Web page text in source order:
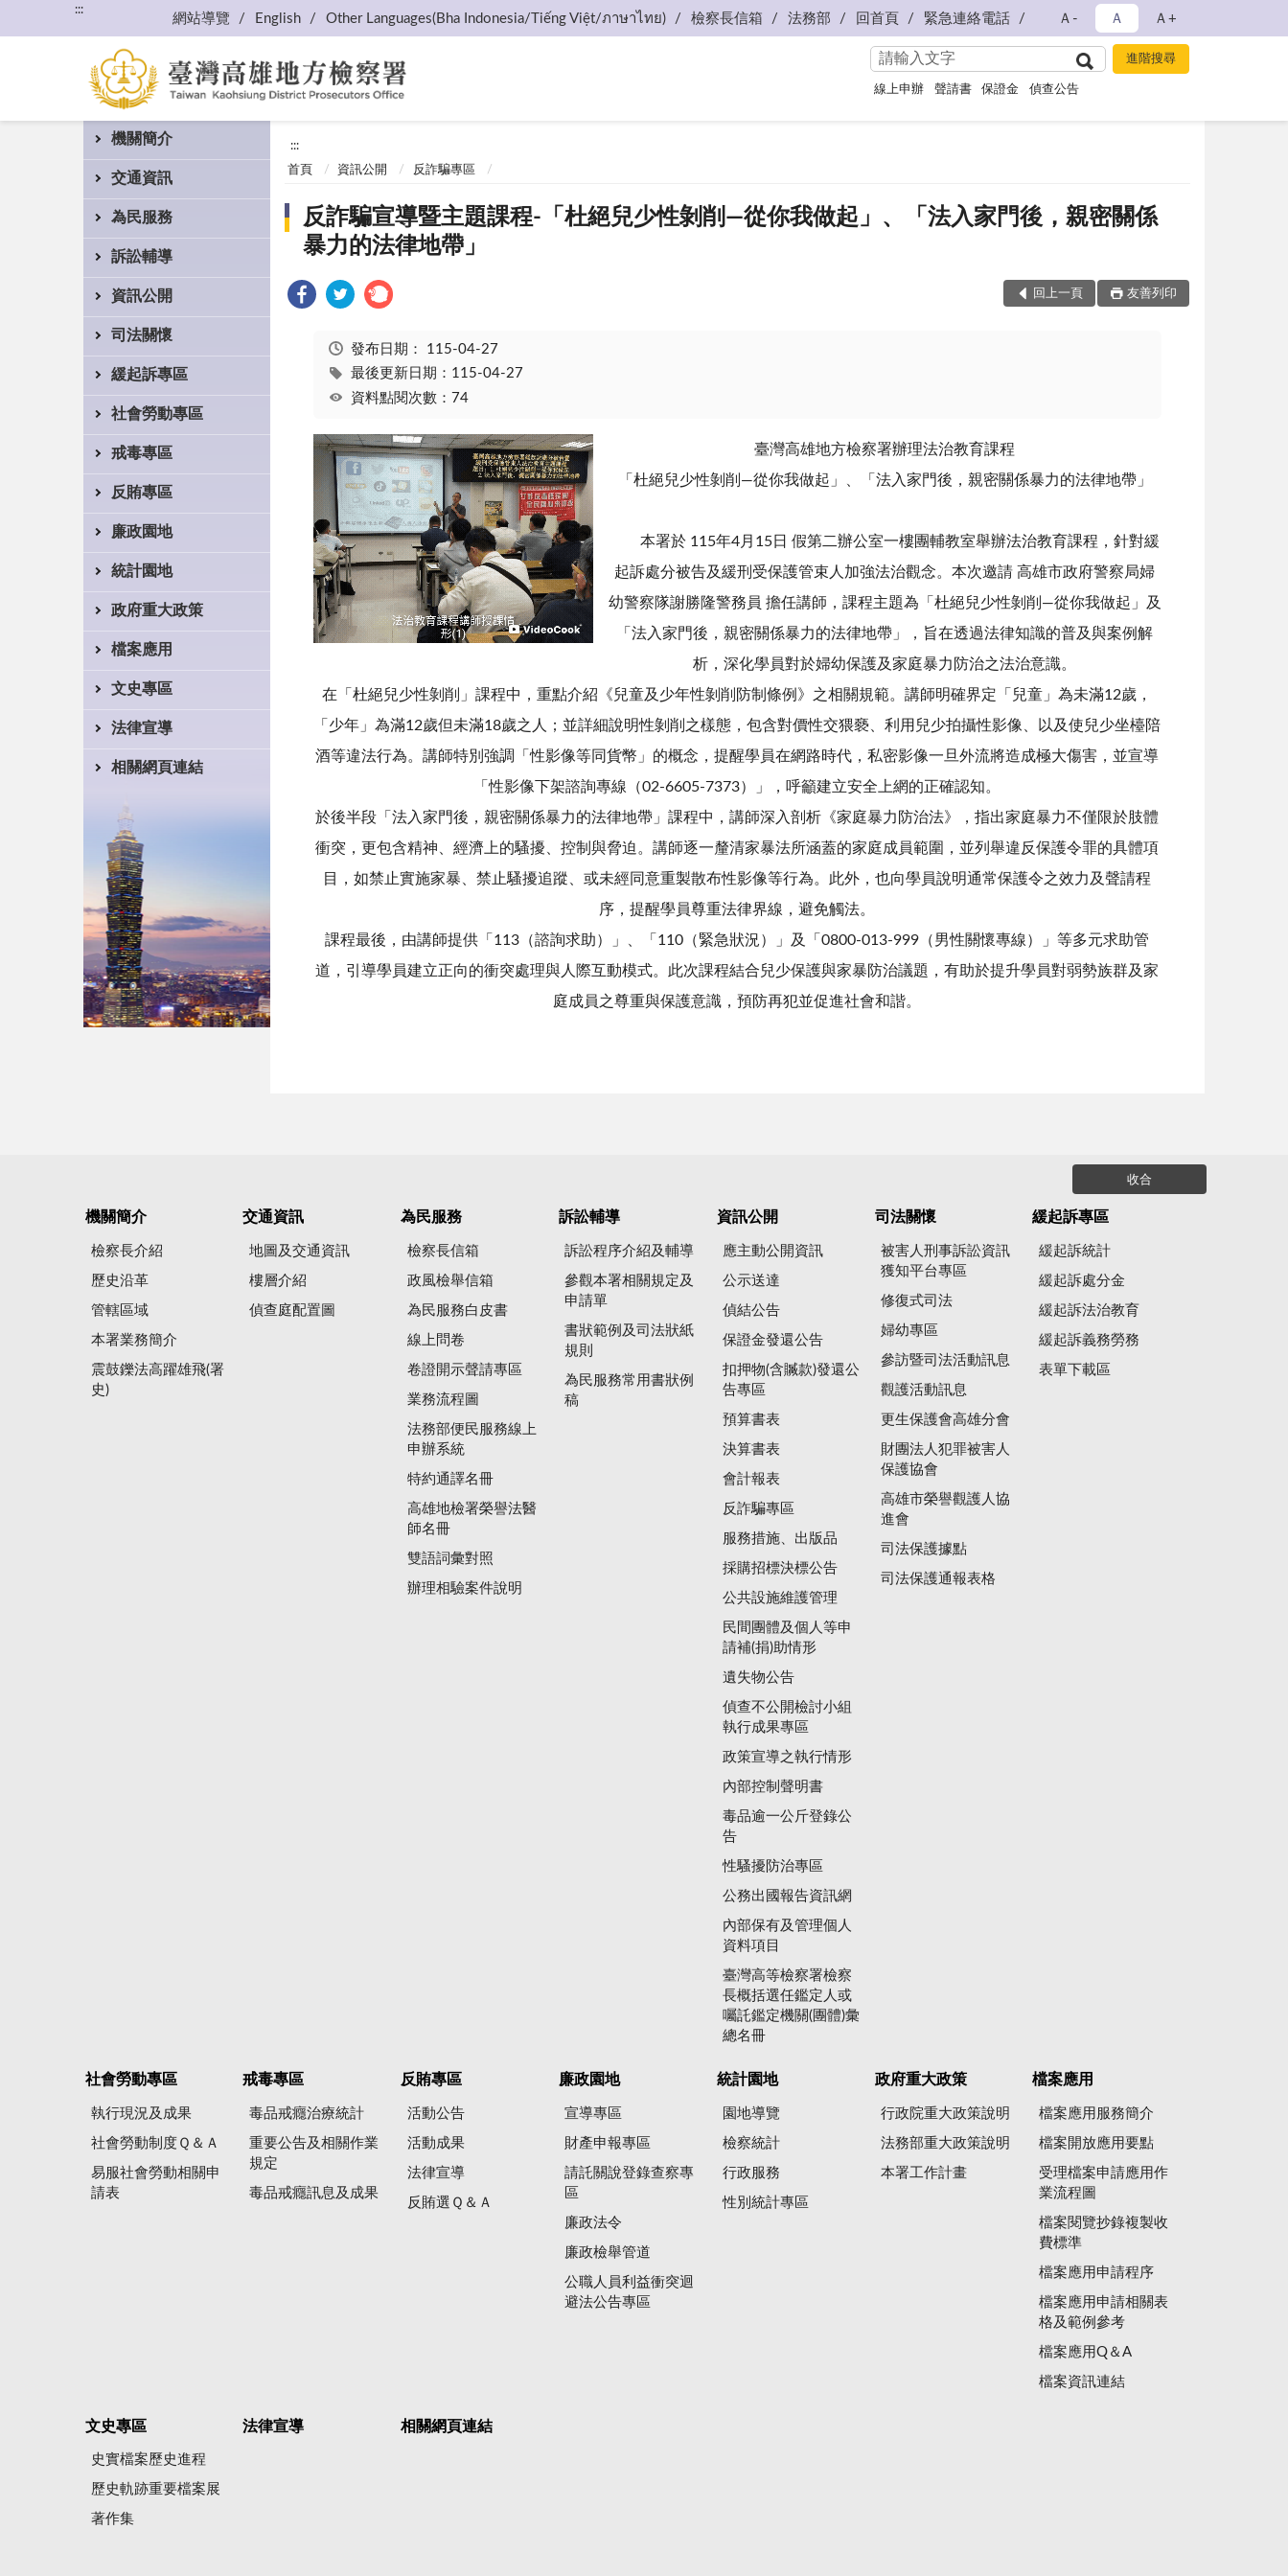
:::
網站導覽 English Other Languages(Bha Indonesia/Tiếng Việt/ภาษาไทย) 檢察長信箱 法務部 回首頁 緊急連絡電話 Ａ- Ａ Ａ+
線上申辦 聲請書 保證金 偵查公告
機關簡介
交通資訊
為民服務
訴訟輔導
資訊公開
司法關懷
緩起訴專區
社會勞動專區
戒毒專區
反賄專區
廉政園地
統計園地
政府重大政策
檔案應用
文史專區
法律宣導
相關網頁連結
:::
首頁 資訊公開 反詐騙專區
反詐騙宣導暨主題課程-「杜絕兒少性剝削—從你我做起」、「法入家門後，親密關係
暴力的法律地帶」
回上一頁 友善列印
發布日期： 115-04-27
最後更新日期：115-04-27
資料點閱次數：74
臺灣高雄地方檢察署辦理法治教育課程
「杜絕兒少性剝削—從你我做起」、「法入家門後，親密關係暴力的法律地帶」
本署於 115年4月15日 假第二辦公室一樓團輔教室舉辦法治教育課程，針對緩
起訴處分被告及緩刑受保護管束人加強法治觀念。本次邀請 高雄市政府警察局婦
幼警察隊謝勝隆警務員 擔任講師，課程主題為「杜絕兒少性剝削—從你我做起」及
「法入家門後，親密關係暴力的法律地帶」，旨在透過法律知識的普及與案例解
析，深化學員對於婦幼保護及家庭暴力防治之法治意識。
在「杜絕兒少性剝削」課程中，重點介紹《兒童及少年性剝削防制條例》之相關規範。講師明確界定「兒童」為未滿12歲，
「少年」為滿12歲但未滿18歲之人；並詳細說明性剝削之樣態，包含對價性交猥褻、利用兒少拍攝性影像、以及使兒少坐檯陪
酒等違法行為。講師特別強調「性影像等同貨幣」的概念，提醒學員在網路時代，私密影像一旦外流將造成極大傷害，並宣導
「性影像下架諮詢專線（02-6605-7373）」，呼籲建立安全上網的正確認知。
於後半段「法入家門後，親密關係暴力的法律地帶」課程中，講師深入剖析《家庭暴力防治法》，指出家庭暴力不僅限於肢體
衝突，更包含精神、經濟上的騷擾、控制與脅迫。講師逐一釐清家暴法所涵蓋的家庭成員範圍，並列舉違反保護令罪的具體項
目，如禁止實施家暴、禁止騷擾追蹤、或未經同意重製散布性影像等行為。此外，也向學員說明通常保護令之效力及聲請程
序，提醒學員尊重法律界線，避免觸法。
課程最後，由講師提供「113（諮詢求助）」、「110（緊急狀況）」及「0800-013-999（男性關懷專線）」等多元求助管
道，引導學員建立正向的衝突處理與人際互動模式。此次課程結合兒少保護與家暴防治議題，有助於提升學員對弱勢族群及家
庭成員之尊重與保護意識，預防再犯並促進社會和諧。
收合
機關簡介
檢察長介紹
歷史沿革
管轄區域
本署業務簡介
震鼓鑠法高躍雄飛(署
史)
交通資訊
地圖及交通資訊
樓層介紹
偵查庭配置圖
為民服務
檢察長信箱
政風檢舉信箱
為民服務白皮書
線上問卷
卷證開示聲請專區
業務流程圖
法務部便民服務線上
申辦系統
特約通譯名冊
高雄地檢署榮譽法醫
師名冊
雙語詞彙對照
辦理相驗案件說明
訴訟輔導
訴訟程序介紹及輔導
參觀本署相關規定及
申請單
書狀範例及司法狀紙
規則
為民服務常用書狀例
稿
資訊公開
應主動公開資訊
公示送達
偵結公告
保證金發還公告
扣押物(含贓款)發還公
告專區
預算書表
決算書表
會計報表
反詐騙專區
服務措施、出版品
採購招標決標公告
公共設施維護管理
民間團體及個人等申
請補(捐)助情形
遺失物公告
偵查不公開檢討小組
執行成果專區
政策宣導之執行情形
內部控制聲明書
毒品逾一公斤登錄公
告
性騷擾防治專區
公務出國報告資訊網
內部保有及管理個人
資料項目
臺灣高等檢察署檢察
長概括選任鑑定人或
囑託鑑定機關(團體)彙
總名冊
司法關懷
被害人刑事訴訟資訊
獲知平台專區
修復式司法
婦幼專區
參訪暨司法活動訊息
觀護活動訊息
更生保護會高雄分會
財團法人犯罪被害人
保護協會
高雄市榮譽觀護人協
進會
司法保護據點
司法保護通報表格
緩起訴專區
緩起訴統計
緩起訴處分金
緩起訴法治教育
緩起訴義務勞務
表單下載區
社會勞動專區
執行現況及成果
社會勞動制度Ｑ＆Ａ
易服社會勞動相關申
請表
戒毒專區
毒品戒癮治療統計
重要公告及相關作業
規定
毒品戒癮訊息及成果
反賄專區
活動公告
活動成果
法律宣導
反賄選Ｑ＆Ａ
廉政園地
宣導專區
財產申報專區
請託關說登錄查察專
區
廉政法令
廉政檢舉管道
公職人員利益衝突迴
避法公告專區
統計園地
園地導覽
檢察統計
行政服務
性別統計專區
政府重大政策
行政院重大政策說明
法務部重大政策說明
本署工作計畫
檔案應用
檔案應用服務簡介
檔案開放應用要點
受理檔案申請應用作
業流程圖
檔案閱覽抄錄複製收
費標準
檔案應用申請程序
檔案應用申請相關表
格及範例參考
檔案應用Q＆A
檔案資訊連結
文史專區
史實檔案歷史進程
歷史軌跡重要檔案展
著作集
法律宣導 相關網頁連結